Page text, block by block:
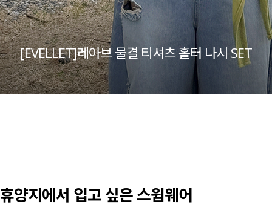
[EVELLET]레아브 물결 티셔츠 홀터 나시 SET
휴양지에서 입고 싶은 스윔웨어